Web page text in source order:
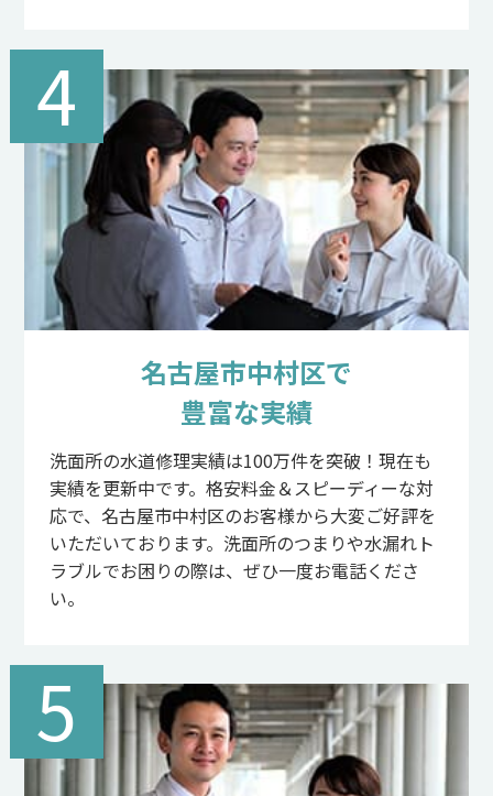
4
名古屋市中村区で
豊富な実績
洗面所の水道修理実績は100万件を突破！現在も
実績を更新中です。格安料金＆スピーディーな対
応で、名古屋市中村区のお客様から大変ご好評を
いただいております。洗面所のつまりや水漏れト
ラブルでお困りの際は、ぜひ一度お電話くださ
い。
5